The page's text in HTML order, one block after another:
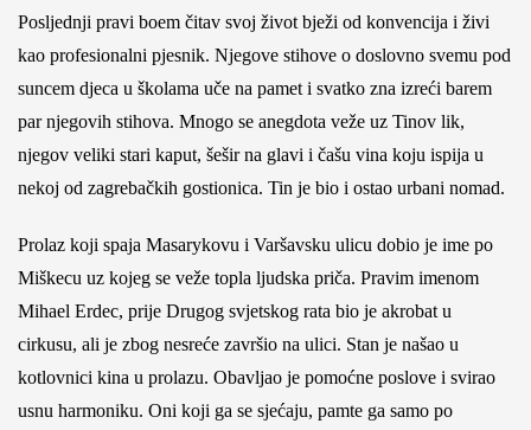
Posljednji pravi boem čitav svoj život bježi od konvencija i živi
kao profesionalni pjesnik. Njegove stihove o doslovno svemu pod
suncem djeca u školama uče na pamet i svatko zna izreći barem
par njegovih stihova. Mnogo se anegdota veže uz Tinov lik,
njegov veliki stari kaput, šešir na glavi i čašu vina koju ispija u
nekoj od zagrebačkih gostionica. Tin je bio i ostao urbani nomad.
Prolaz koji spaja Masarykovu i Varšavsku ulicu dobio je ime po
Miškecu uz kojeg se veže topla ljudska priča. Pravim imenom
Mihael Erdec, prije Drugog svjetskog rata bio je akrobat u
cirkusu, ali je zbog nesreće završio na ulici. Stan je našao u
kotlovnici kina u prolazu. Obavljao je pomoćne poslove i svirao
usnu harmoniku. Oni koji ga se sjećaju, pamte ga samo po